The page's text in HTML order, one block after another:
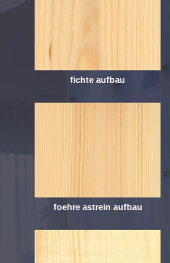
fichte aufbau
foehre astrein aufbau